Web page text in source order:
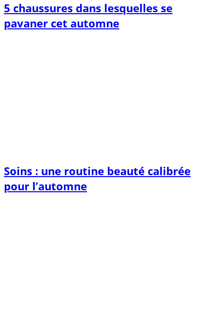
5 chaussures dans lesquelles se
pavaner cet automne
Soins : une routine beauté calibrée
pour l’automne